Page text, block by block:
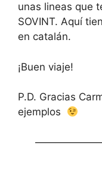
unas lineas que
SOVINT. Aquí
en catalán.
¡Buen viaje!
P.D. Gracias
ejemplos